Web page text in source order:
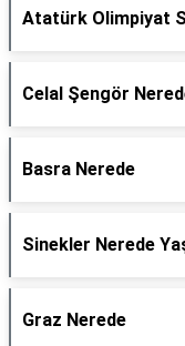
Atatürk Olimpiyat
Celal Şengör
Basra Nerede
Sinekler Nerede
Graz Nerede